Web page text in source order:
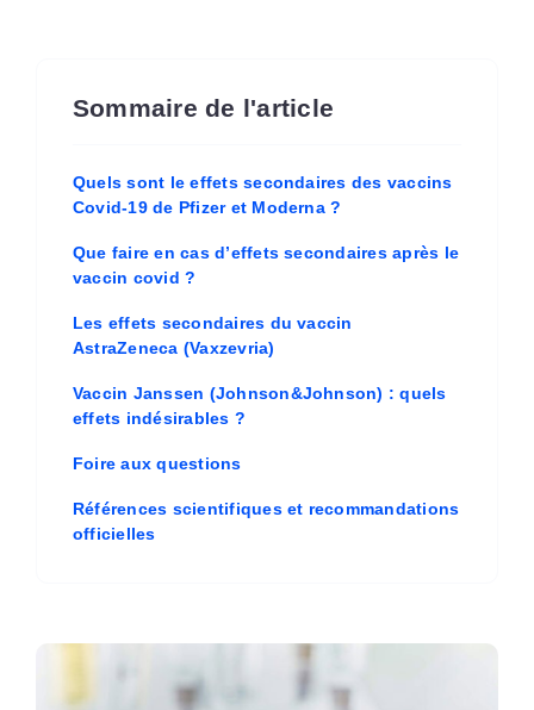
Sommaire de l'article
Quels sont le effets secondaires des vaccins
Covid-19 de Pfizer et Moderna ?
Que faire en cas d’effets secondaires après le
vaccin covid ?
Les effets secondaires du vaccin
AstraZeneca (Vaxzevria)
Vaccin Janssen (Johnson&Johnson) : quels
effets indésirables ?
Foire aux questions
Références scientifiques et recommandations
officielles